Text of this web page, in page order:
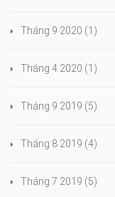
Tháng 9 2020 (1)
Tháng 4 2020 (1)
Tháng 9 2019 (5)
Tháng 8 2019 (4)
Tháng 7 2019 (5)